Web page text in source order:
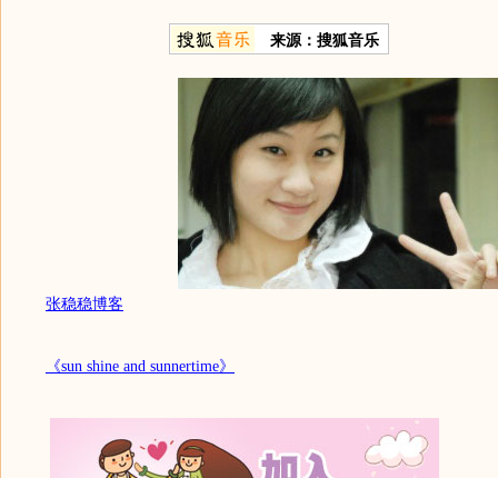
来源：搜狐音乐
张稳稳博客
《sun shine and sunnertime》